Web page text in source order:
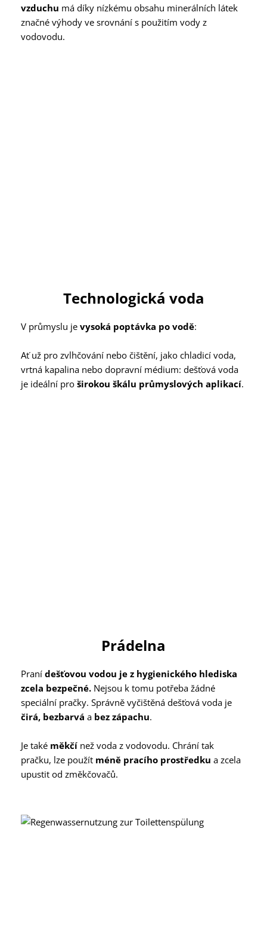
vzduchu má díky nízkému obsahu minerálních látek
značné výhody ve srovnání s použitím vody z
vodovodu.
Technologická voda
V průmyslu je vysoká poptávka po vodě:
Ať už pro zvlhčování nebo čištění, jako chladicí voda,
vrtná kapalina nebo dopravní médium: dešťová voda
je ideální pro širokou škálu průmyslových aplikací.
Prádelna
Praní dešťovou vodou je z hygienického hlediska
zcela bezpečné. Nejsou k tomu potřeba žádné
speciální pračky. Správně vyčištěná dešťová voda je
čirá, bezbarvá a bez zápachu.
Je také měkčí než voda z vodovodu. Chrání tak
pračku, lze použít méně pracího prostředku a zcela
upustit od změkčovačů.